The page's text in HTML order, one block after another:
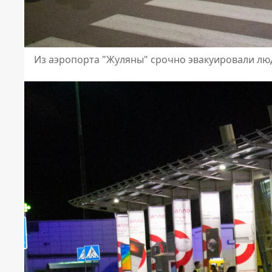
Из аэропорта "Жуляны" срочно эвакуировали